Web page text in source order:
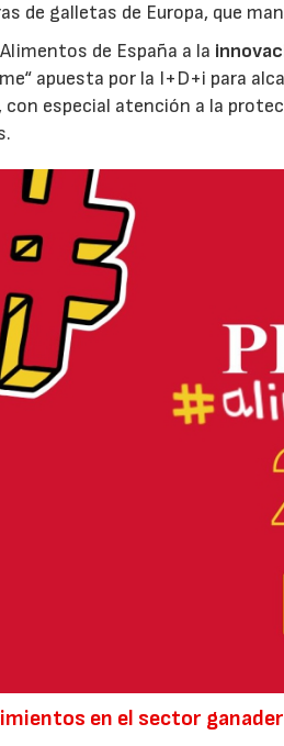
de galletas de Europa, que
de España a la
apuesta por la I+D+i para
con especial atención a la
en el sector